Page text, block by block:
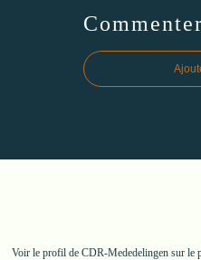
Voir le profil de CDR-Mededelingensur le